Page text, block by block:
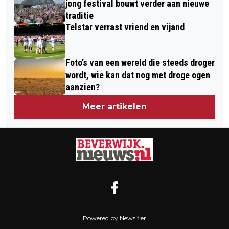
ENERGIEPOSITIEF’
jong festival bouwt verder aan nieuwe
traditie
Telstar verrast vriend en vijand
Foto’s van een wereld die steeds droger
wordt, wie kan dat nog met droge ogen
aanzien?
Meer artikelen
Powered by Newsifier